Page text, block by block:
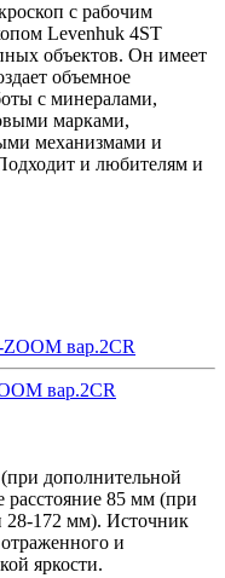
с рабочим
Levenhuk 4ST
объектов. Он имеет
объемное
с минералами,
марками,
механизмами и
и любителям и
вар.2CR
дополнительной
расстояние 85 мм (при
28-172 мм). Источник
и
яркости.